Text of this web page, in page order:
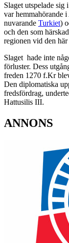
Slaget utspelade sig
var hemmahörande
nuvarande Turkiet)
och den som
regionen vid den här
Slaget hade inte
förluster. Dess
freden 1270 f.Kr
Den diplomatiska
fredsfördrag,
Hattusilis III.
ANNONS